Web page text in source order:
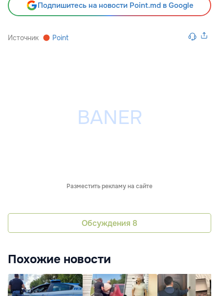
Подпишитесь на новости Point.md в Google
Источник Point
Разместить рекламу на сайте
Обсуждения 8
Похожие новости